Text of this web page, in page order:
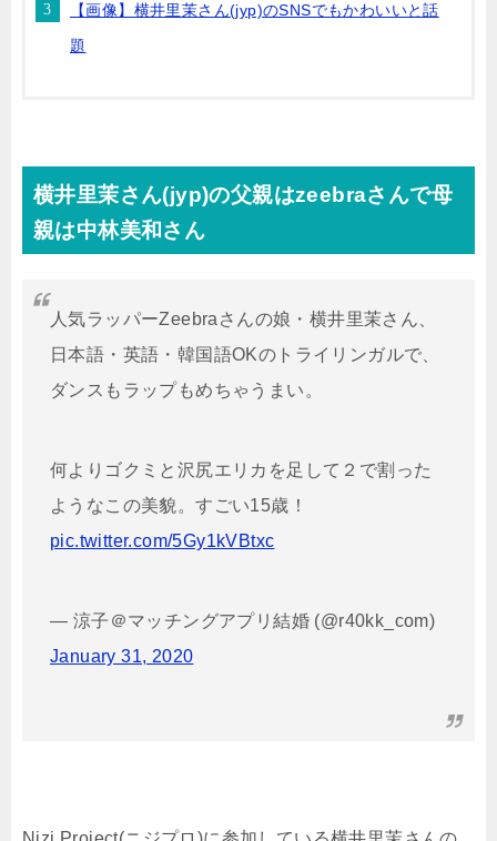
【画像】横井里茉さん(jyp)のSNSでもかわいいと話
題
横井里茉さん(jyp)の父親はzeebraさんで母
親は中林美和さん
人気ラッパーZeebraさんの娘・横井里茉さん、
日本語・英語・韓国語OKのトライリンガルで、
ダンスもラップもめちゃうまい。
何よりゴクミと沢尻エリカを足して２で割った
ようなこの美貌。すごい15歳！
pic.twitter.com/5Gy1kVBtxc
— 涼子＠マッチングアプリ結婚 (@r40kk_com)
January 31, 2020